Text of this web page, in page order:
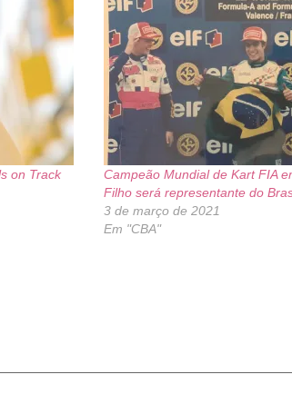
on Track
Campeão Mundial de Kart FIA
Filho será representante do
3 de março de 2021
Em "CBA"